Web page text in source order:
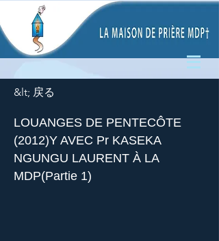
&lt; 戻る
LOUANGES DE PENTECÔTE
(2012)Y AVEC Pr KASEKA
NGUNGU LAURENT À LA
MDP(Partie 1)